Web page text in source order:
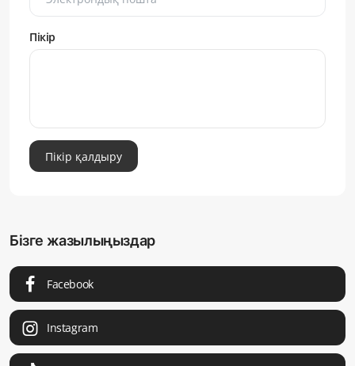
Пікір
Пікір қалдыру
Бізге жазылыңыздар
Facebook
Instagram